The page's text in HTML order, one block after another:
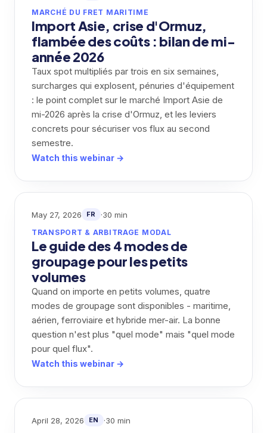
MARCHÉ DU FRET MARITIME
Import Asie, crise d'Ormuz,
flambée des coûts : bilan de mi-
année 2026
Taux spot multipliés par trois en six semaines,
surcharges qui explosent, pénuries d'équipement
: le point complet sur le marché Import Asie de
mi-2026 après la crise d'Ormuz, et les leviers
concrets pour sécuriser vos flux au second
semestre.
Watch this webinar →
May 27, 2026 FR ·30 min
TRANSPORT & ARBITRAGE MODAL
Le guide des 4 modes de
groupage pour les petits
volumes
Quand on importe en petits volumes, quatre
modes de groupage sont disponibles - maritime,
aérien, ferroviaire et hybride mer-air. La bonne
question n'est plus "quel mode" mais "quel mode
pour quel flux".
Watch this webinar →
April 28, 2026 EN ·30 min